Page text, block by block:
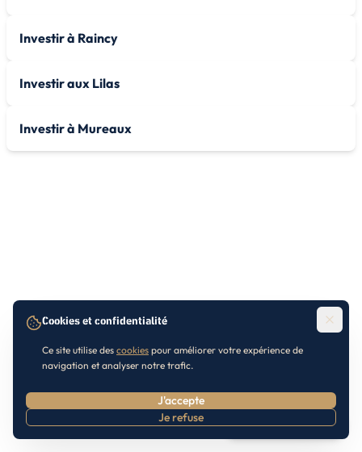
Prendre RDV
Investir à Raincy
Investir aux Lilas
Investir à Mureaux
Cookies et confidentialité
Ce site utilise des cookies pour améliorer votre expérience de
navigation et analyser notre trafic.
J'accepte
Je refuse